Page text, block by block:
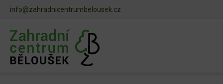
info@zahradnicentrumbelousek.cz